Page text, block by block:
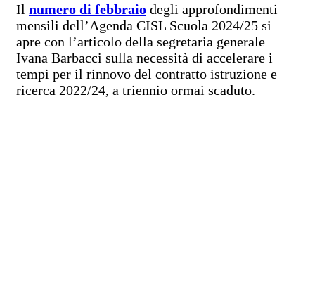
Il numero di febbraio degli approfondimenti
mensili dell’Agenda CISL Scuola 2024/25 si
apre con l’articolo della segretaria generale
Ivana Barbacci sulla necessità di accelerare i
tempi per il rinnovo del contratto istruzione e
ricerca 2022/24, a triennio ormai scaduto.